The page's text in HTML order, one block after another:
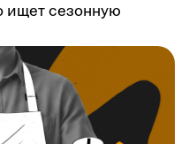
ищет сезонную